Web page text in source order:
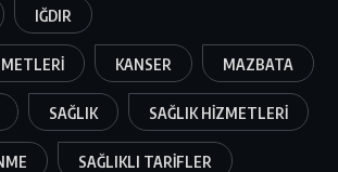
IĞDIR
KANSER MAZBATA
SAĞLIK SAĞLIK HIZMETLERI
SAĞLIKLI TARIFLER